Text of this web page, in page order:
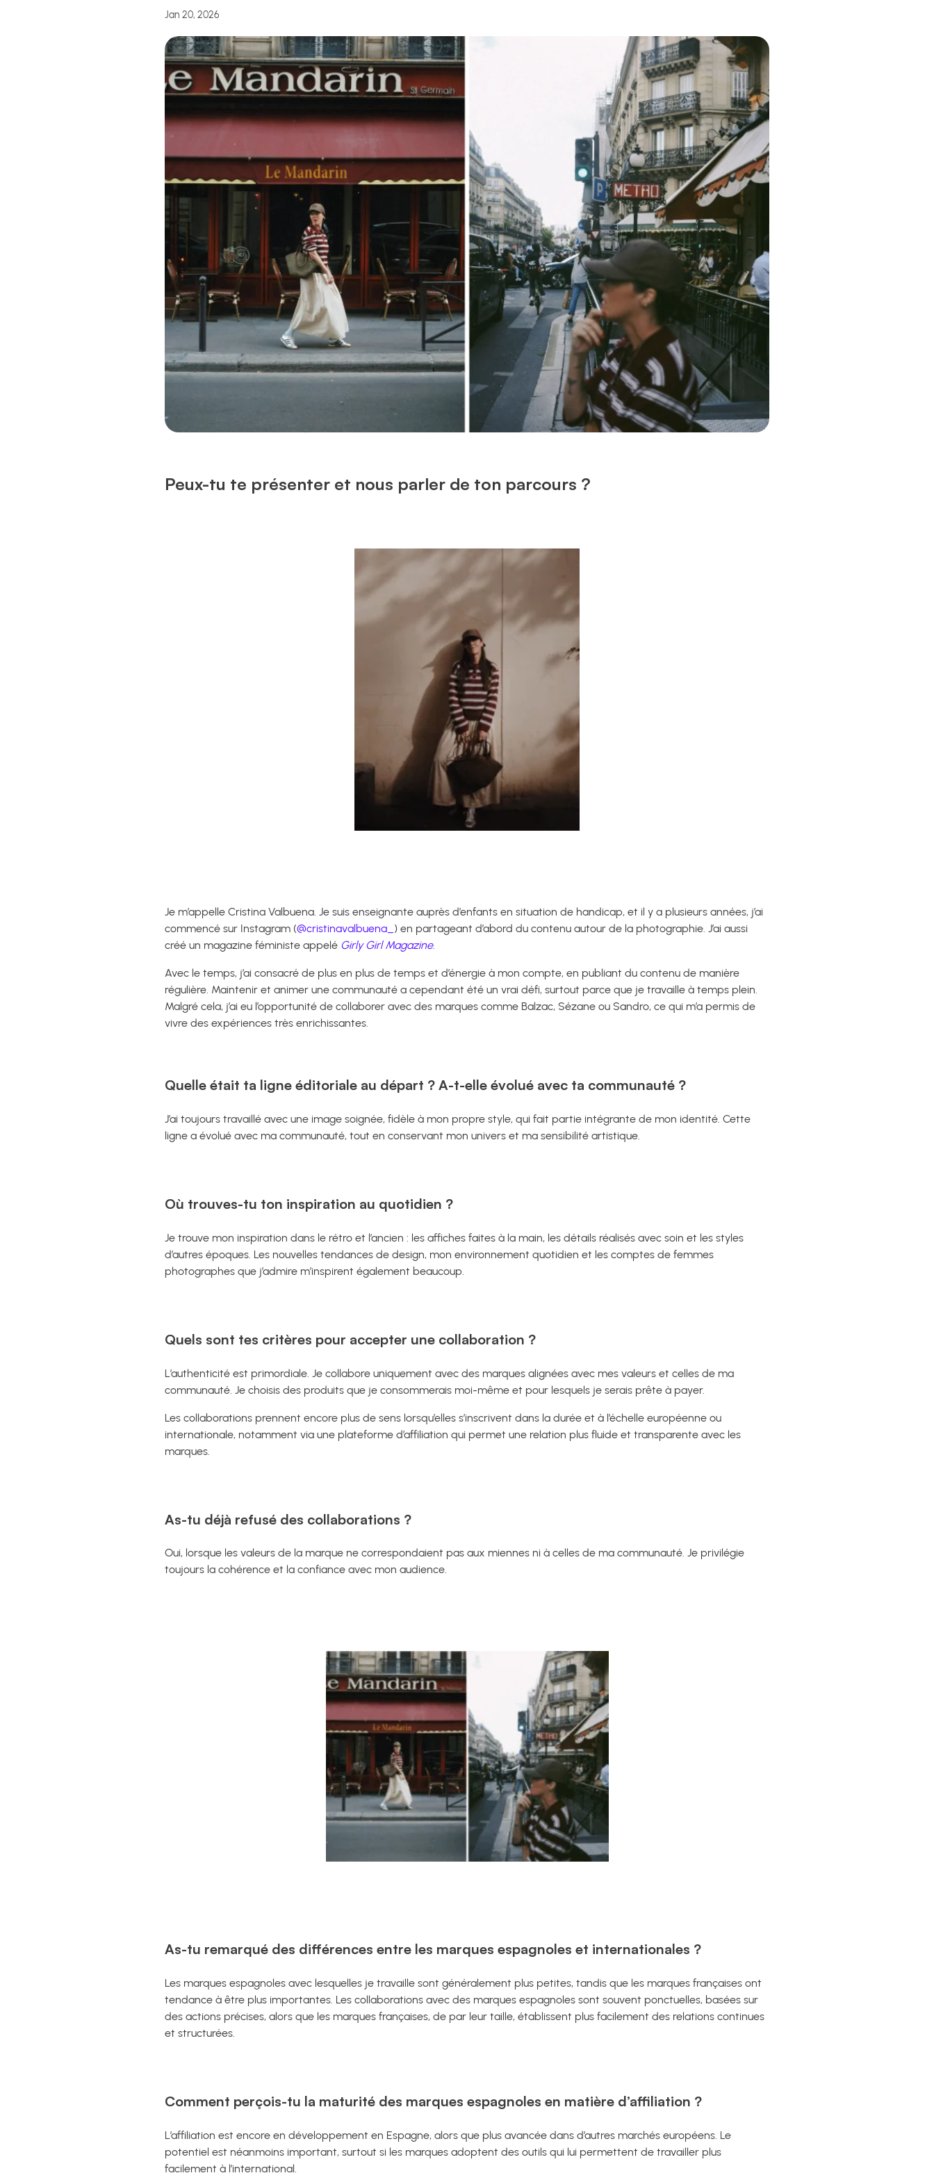
Jan 20, 2026
Peux-tu te présenter et nous parler de ton parcours ?
Je m’appelle Cristina Valbuena. Je suis enseignante auprès d’enfants en situation de handicap, et il y a plusieurs années, j’ai
commencé sur Instagram (@cristinavalbuena_ ) en partageant d’abord du contenu autour de la photographie. J’ai aussi
créé un magazine féministe appelé Girly Girl Magazine.
Avec le temps, j’ai consacré de plus en plus de temps et d’énergie à mon compte, en publiant du contenu de manière
régulière. Maintenir et animer une communauté a cependant été un vrai défi, surtout parce que je travaille à temps plein.
Malgré cela, j’ai eu l’opportunité de collaborer avec des marques comme Balzac, Sézane ou Sandro, ce qui m’a permis de
vivre des expériences très enrichissantes.
Quelle était ta ligne éditoriale au départ ? A-t-elle évolué avec ta communauté ?
J’ai toujours travaillé avec une image soignée, fidèle à mon propre style, qui fait partie intégrante de mon identité. Cette
ligne a évolué avec ma communauté, tout en conservant mon univers et ma sensibilité artistique.
Où trouves-tu ton inspiration au quotidien ?
Je trouve mon inspiration dans le rétro et l’ancien : les affiches faites à la main, les détails réalisés avec soin et les styles
d’autres époques. Les nouvelles tendances de design, mon environnement quotidien et les comptes de femmes
photographes que j’admire m’inspirent également beaucoup.
Quels sont tes critères pour accepter une collaboration ?
L’authenticité est primordiale. Je collabore uniquement avec des marques alignées avec mes valeurs et celles de ma
communauté. Je choisis des produits que je consommerais moi-même et pour lesquels je serais prête à payer.
Les collaborations prennent encore plus de sens lorsqu’elles s’inscrivent dans la durée et à l’échelle européenne ou
internationale, notamment via une plateforme d’affiliation qui permet une relation plus fluide et transparente avec les
marques.
As-tu déjà refusé des collaborations ?
Oui, lorsque les valeurs de la marque ne correspondaient pas aux miennes ni à celles de ma communauté. Je privilégie
toujours la cohérence et la confiance avec mon audience.
As-tu remarqué des différences entre les marques espagnoles et internationales ?
Les marques espagnoles avec lesquelles je travaille sont généralement plus petites, tandis que les marques françaises ont
tendance à être plus importantes. Les collaborations avec des marques espagnoles sont souvent ponctuelles, basées sur
des actions précises, alors que les marques françaises, de par leur taille, établissent plus facilement des relations continues
et structurées.
Comment perçois-tu la maturité des marques espagnoles en matière d’affiliation ?
L’affiliation est encore en développement en Espagne, alors que plus avancée dans d’autres marchés européens. Le
potentiel est néanmoins important, surtout si les marques adoptent des outils qui lui permettent de travailler plus
facilement à l’international.